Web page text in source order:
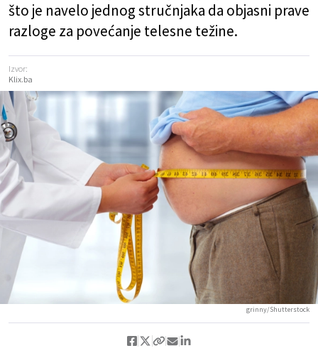
što je navelo jednog stručnjaka da objasni prave
razloge za povećanje telesne težine.
Izvor:
Klix.ba
grinny/Shutterstock